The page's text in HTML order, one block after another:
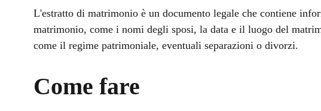
L'estratto di matrimonio è un documento legale che contiene
matrimonio, come i nomi degli sposi, la data e il luogo del
come il regime patrimoniale, eventuali separazioni o divorzi.
Come fare